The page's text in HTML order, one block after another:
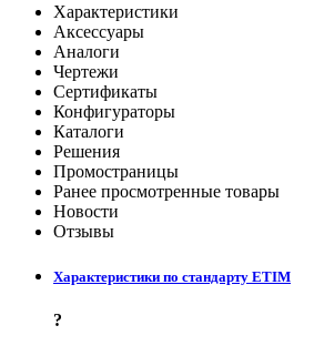
Характеристики
Аксессуары
Аналоги
Чертежи
Сертификаты
Конфигураторы
Каталоги
Решения
Промостраницы
Ранее просмотренные товары
Новости
Отзывы
Характеристики по стандарту ETIM
?